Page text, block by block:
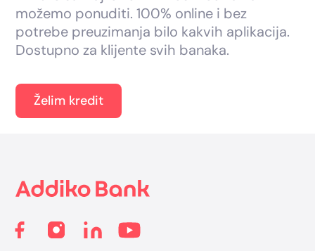
možemo ponuditi. 100% online i bez
potrebe preuzimanja bilo kakvih aplikacija.
Dostupno za klijente svih banaka.
Želim kredit